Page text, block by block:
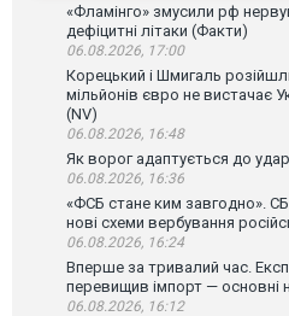
«Фламінго» змусили рф
дефіцитні літаки (Факти)
06.08.2026, 17:00
Корецький і Шмигаль
мільйонів євро не вистачає
(NV)
06.08.2026, 16:48
Як ворог адаптується до
06.08.2026, 16:36
«ФСБ стане ким завгодно».
нові схеми вербування
06.08.2026, 16:24
Вперше за тривалий час.
перевищив імпорт — основні
06.08.2026, 16:12